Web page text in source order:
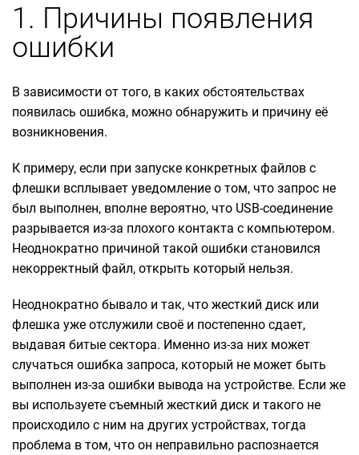
1. Причины появления
ошибки
В зависимости от того, в каких обстоятельствах
появилась ошибка, можно обнаружить и причину её
возникновения.
К примеру, если при запуске конкретных файлов с
флешки всплывает уведомление о том, что запрос не
был выполнен, вполне вероятно, что USB-соединение
разрывается из-за плохого контакта с компьютером.
Неоднократно причиной такой ошибки становился
некорректный файл, открыть который нельзя.
Неоднократно бывало и так, что жесткий диск или
флешка уже отслужили своё и постепенно сдает,
выдавая битые сектора. Именно из-за них может
случаться ошибка запроса, который не может быть
выполнен из-за ошибки вывода на устройстве. Если же
вы используете съемный жесткий диск и такого не
происходило с ним на других устройствах, тогда
проблема в том, что он неправильно распознается